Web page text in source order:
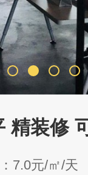
精装修
7.0元/㎡/天